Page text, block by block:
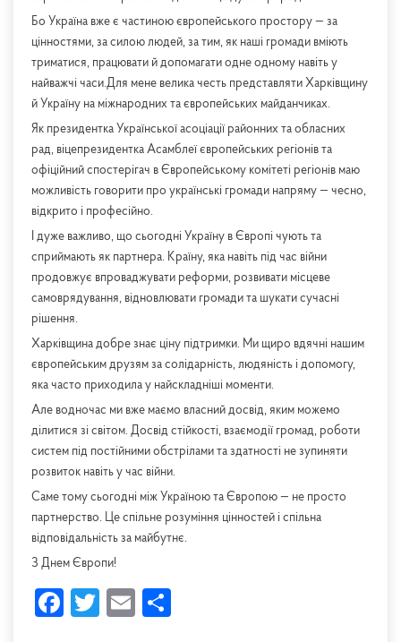
Бо Україна вже є частиною європейського простору — за
цінностями, за силою людей, за тим, як наші громади вміють
триматися, працювати й допомагати одне одному навіть у
найважчі часи.Для мене велика честь представляти Харківщину
й Україну на міжнародних та європейських майданчиках.
Як президентка Української асоціації районних та обласних
рад, віцепрезидентка Асамблеї європейських регіонів та
офіційний спостерігач в Європейському комітеті регіонів маю
можливість говорити про українські громади напряму — чесно,
відкрито і професійно.
І дуже важливо, що сьогодні Україну в Європі чують та
сприймають як партнера. Країну, яка навіть під час війни
продовжує впроваджувати реформи, розвивати місцеве
самоврядування, відновлювати громади та шукати сучасні
рішення.
Харківщина добре знає ціну підтримки. Ми щиро вдячні нашим
європейським друзям за солідарність, людяність і допомогу,
яка часто приходила у найскладніші моменти.
Але водночас ми вже маємо власний досвід, яким можемо
ділитися зі світом. Досвід стійкості, взаємодії громад, роботи
систем під постійними обстрілами та здатності не зупиняти
розвиток навіть у час війни.
Саме тому сьогодні між Україною та Європою — не просто
партнерство. Це спільне розуміння цінностей і спільна
відповідальність за майбутнє.
З Днем Європи!
Facebook
Twitter
Email